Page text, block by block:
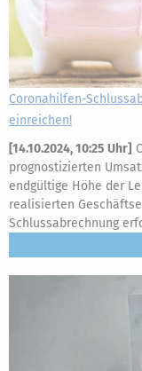
Coronahilfen-
einreichen!
[14.10.2024, 10:25 Uhr]
prognostizierten
endgültige Höhe der
realisierten
Schlussabrechnung